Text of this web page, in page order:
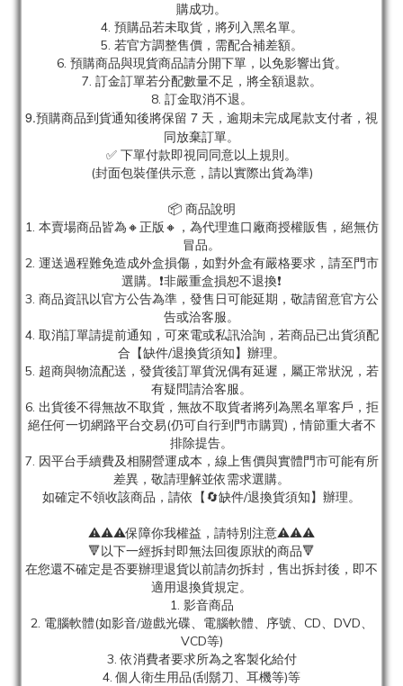
購成功。
4. 預購品若未取貨，將列入黑名單。
5. 若官方調整售價，需配合補差額。
6. 預購商品與現貨商品請分開下單，以免影響出貨。
7. 訂金訂單若分配數量不足，將全額退款。
8. 訂金取消不退。
9.預購商品到貨通知後將保留 7 天，逾期未完成尾款支付者，視
同放棄訂單。
✅ 下單付款即視同同意以上規則。
(封面包裝僅供示意，請以實際出貨為準)
📦 商品說明
1. 本賣場商品皆為🔸正版🔸，為代理進口廠商授權販售，絕無仿
冒品。
2. 運送過程難免造成外盒損傷，如對外盒有嚴格要求，請至門市
選購。❗非嚴重盒損恕不退換❗
3. 商品資訊以官方公告為準，發售日可能延期，敬請留意官方公
告或洽客服。
4. 取消訂單請提前通知，可來電或私訊洽詢，若商品已出貨須配
合【缺件/退換貨須知】辦理。
5. 超商與物流配送，發貨後訂單貨況偶有延遲，屬正常狀況，若
有疑問請洽客服。
6. 出貨後不得無故不取貨，無故不取貨者將列為黑名單客戶，拒
絕任何一切網路平台交易(仍可自行到門市購買)，情節重大者不
排除提告。
7. 因平台手續費及相關營運成本，線上售價與實體門市可能有所
差異，敬請理解並依需求選購。
如確定不領收該商品，請依【🔄缺件/退換貨須知】辦理。
⚠️⚠️⚠️保障你我權益，請特別注意⚠️⚠️⚠️
🔻以下一經拆封即無法回復原狀的商品🔻
在您還不確定是否要辦理退貨以前請勿拆封，售出拆封後，即不
適用退換貨規定。
1. 影音商品
2. 電腦軟體(如影音/遊戲光碟、電腦軟體、序號、CD、DVD、
VCD等)
3. 依消費者要求所為之客製化給付
4. 個人衛生用品(刮鬍刀、耳機等)等